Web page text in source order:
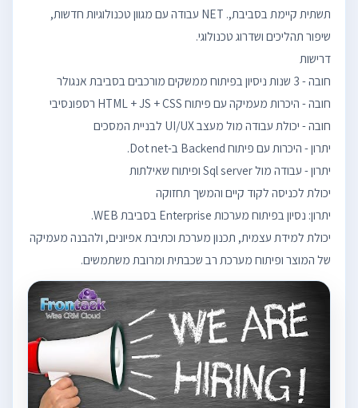
תשתית קיימת בסביבת,. NET עבודה עם מגוון טכנולוגיות חדשות,
יכולת למידת עצמית, תכנון מערכת וכתיבת אפיונים, ולהבנה מעמיקה
של המוצר ופיתוח מערכת רב שכבתית ומרובת משתמשים.